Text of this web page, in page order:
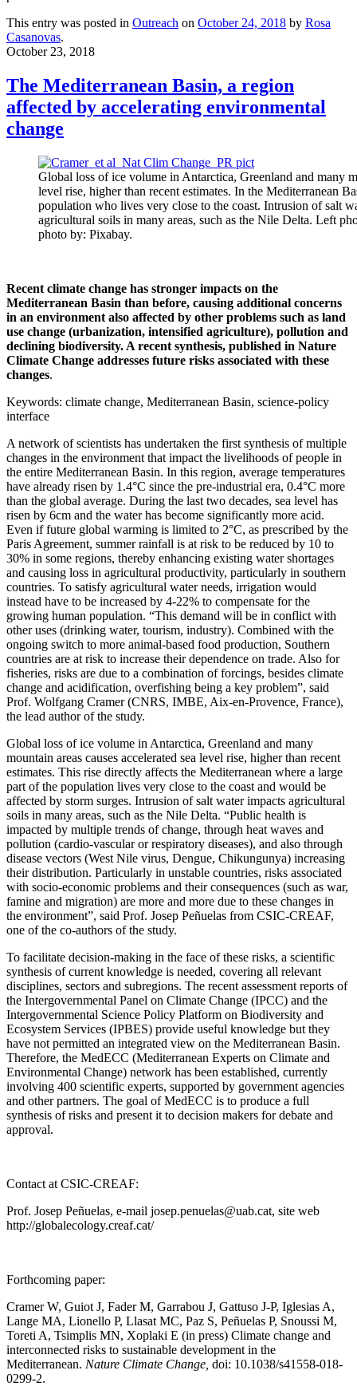
This entry was posted in Outreach on October 24, 2018 by Rosa
Casanovas.
October 23, 2018
The Mediterranean Basin, a region
affected by accelerating environmental
change
Global loss of ice volume in Antarctica, Greenland and many
level rise, higher than recent estimates. In the Mediterranean
population who lives very close to the coast. Intrusion of salt
agricultural soils in many areas, such as the Nile Delta. Left
photo by: Pixabay.
Recent climate change has stronger impacts on the
Mediterranean Basin than before, causing additional concerns
in an environment also affected by other problems such as land
use change (urbanization, intensified agriculture), pollution and
declining biodiversity. A recent synthesis, published in Nature
Climate Change addresses future risks associated with these
changes.
Keywords: climate change, Mediterranean Basin, science-policy
interface
A network of scientists has undertaken the first synthesis of multiple
changes in the environment that impact the livelihoods of people in
the entire Mediterranean Basin. In this region, average temperatures
have already risen by 1.4°C since the pre-industrial era, 0.4°C more
than the global average. During the last two decades, sea level has
risen by 6cm and the water has become significantly more acid.
Even if future global warming is limited to 2°C, as prescribed by the
Paris Agreement, summer rainfall is at risk to be reduced by 10 to
30% in some regions, thereby enhancing existing water shortages
and causing loss in agricultural productivity, particularly in southern
countries. To satisfy agricultural water needs, irrigation would
instead have to be increased by 4-22% to compensate for the
growing human population. “This demand will be in conflict with
other uses (drinking water, tourism, industry). Combined with the
ongoing switch to more animal-based food production, Southern
countries are at risk to increase their dependence on trade. Also for
fisheries, risks are due to a combination of forcings, besides climate
change and acidification, overfishing being a key problem”, said
Prof. Wolfgang Cramer (CNRS, IMBE, Aix-en-Provence, France),
the lead author of the study.
Global loss of ice volume in Antarctica, Greenland and many
mountain areas causes accelerated sea level rise, higher than recent
estimates. This rise directly affects the Mediterranean where a large
part of the population lives very close to the coast and would be
affected by storm surges. Intrusion of salt water impacts agricultural
soils in many areas, such as the Nile Delta. “Public health is
impacted by multiple trends of change, through heat waves and
pollution (cardio-vascular or respiratory diseases), and also through
disease vectors (West Nile virus, Dengue, Chikungunya) increasing
their distribution. Particularly in unstable countries, risks associated
with socio-economic problems and their consequences (such as war,
famine and migration) are more and more due to these changes in
the environment”, said Prof. Josep Peñuelas from CSIC-CREAF,
one of the co-authors of the study.
To facilitate decision-making in the face of these risks, a scientific
synthesis of current knowledge is needed, covering all relevant
disciplines, sectors and subregions. The recent assessment reports of
the Intergovernmental Panel on Climate Change (IPCC) and the
Intergovernmental Science Policy Platform on Biodiversity and
Ecosystem Services (IPBES) provide useful knowledge but they
have not permitted an integrated view on the Mediterranean Basin.
Therefore, the MedECC (Mediterranean Experts on Climate and
Environmental Change) network has been established, currently
involving 400 scientific experts, supported by government agencies
and other partners. The goal of MedECC is to produce a full
synthesis of risks and present it to decision makers for debate and
approval.
Contact at CSIC-CREAF:
Prof. Josep Peñuelas, e-mail josep.penuelas@uab.cat, site web
http://globalecology.creaf.cat/
Forthcoming paper:
Cramer W, Guiot J, Fader M, Garrabou J, Gattuso J-P, Iglesias A,
Lange MA, Lionello P, Llasat MC, Paz S, Peñuelas P, Snoussi M,
Toreti A, Tsimplis MN, Xoplaki E (in press) Climate change and
interconnected risks to sustainable development in the
Mediterranean. Nature Climate Change, doi: 10.1038/s41558-018-
0299-2.